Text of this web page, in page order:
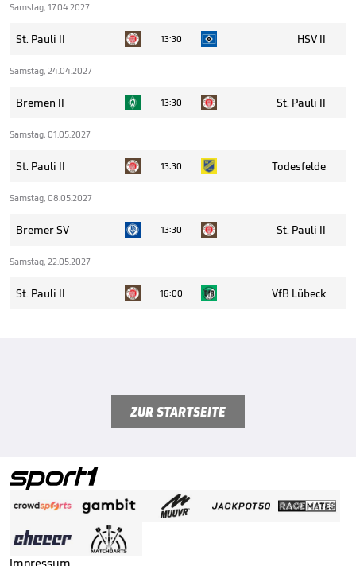
Samstag, 17.04.2027
St. Pauli II 13:30 HSV II
Samstag, 24.04.2027
Bremen II 13:30 St. Pauli II
Samstag, 01.05.2027
St. Pauli II 13:30 Todesfelde
Samstag, 08.05.2027
Bremer SV 13:30 St. Pauli II
Samstag, 22.05.2027
St. Pauli II 16:00 VfB Lübeck
ZUR STARTSEITE